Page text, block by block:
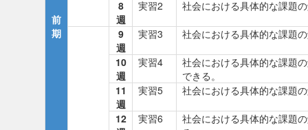
前
期
8
週
実習2 社会における具体的な課題
9
週
実習3 社会における具体的な課題
10
週
実習4
社会における具体的な課題
できる。
11
週
実習5 社会における具体的な課題
12
実習6
社会における具体的な課題